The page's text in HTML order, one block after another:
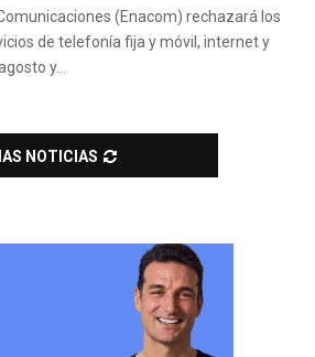
(Enacom) rechazará los
de telefonía fija y móvil, internet y
y...
NOTICIAS